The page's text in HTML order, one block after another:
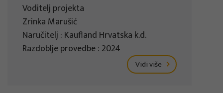
Voditelj projekta
Zrinka Marušić
Naručitelj : Kaufland Hrvatska k.d.
Razdoblje provedbe : 2024
Vidi više